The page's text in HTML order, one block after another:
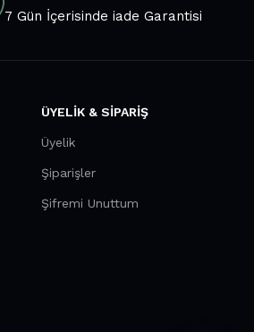
7 Gün İçerisinde iade Garantisi
ÜYELİK & SİPARİŞ
Üyelik
Şiparişler
Şifremi Unuttum